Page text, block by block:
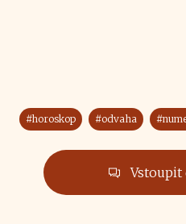
#horoskop #odvaha
Vstoupit